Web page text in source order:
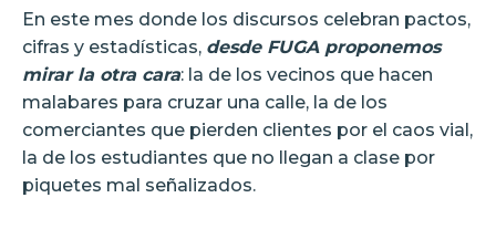
En este mes donde los discursos celebran pactos,
cifras y estadísticas, desde FUGA proponemos
mirar la otra cara: la de los vecinos que hacen
malabares para cruzar una calle, la de los
comerciantes que pierden clientes por el caos vial,
la de los estudiantes que no llegan a clase por
piquetes mal señalizados.